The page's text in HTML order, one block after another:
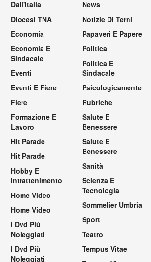
Dall'Italia
Diocesi TNA
Economia
Economia E
Sindacale
Eventi
Eventi E Fiere
Fiere
Formazione E
Lavoro
Hit Parade
Hit Parade
Hobby E
Intrattenimento
Home Video
Home Video
I Dvd Più
Noleggiati
I Dvd Più
Noleggiati
News
Notizie Di Terni
Papaveri E Papere
Politica
Politica E
Sindacale
Psicologicamente
Rubriche
Salute E
Benessere
Salute E
Benessere
Sanità
Scienza E
Tecnologia
Sommelier Umbria
Sport
Teatro
Tempus Vitae